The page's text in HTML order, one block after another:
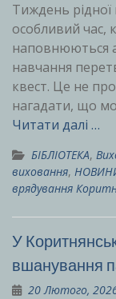
Тиждень
особливий час,
наповнюються
навчання
квест. Це не
нагадати, що
Читати далі …
БІБЛІОТЕКА,
виховання,
врядування
У
вшанування
20 Лютого,